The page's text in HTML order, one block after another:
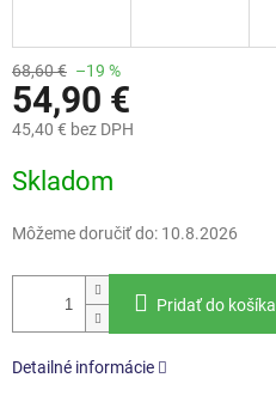
68,60 € –19 %
54,90 €
45,40 € bez DPH
cena:
Skladom
Môžeme doručiť do: 10.8.2026
Pridať do košíka
Detailné informácie